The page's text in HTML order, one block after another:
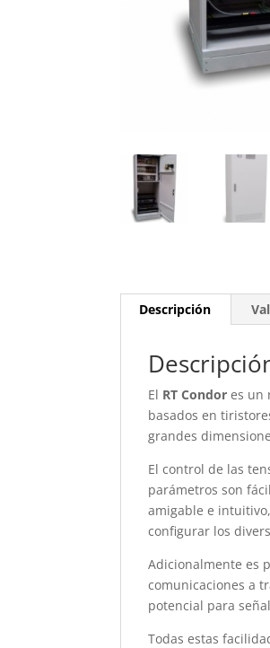
Descripción
El RT Condor es un
basados en
grandes
El control de las
parámetros son
amigable e
configurar los
Adicionalmente es
comunicaciones a
potencial para
Todas estas